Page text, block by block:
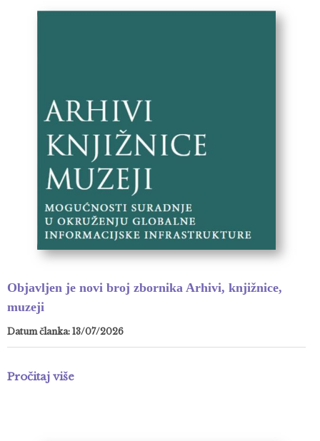
Objavljen je novi broj zbornika Arhivi, knjižnice,
muzeji
Datum članka: 13/07/2026
Pročitaj više